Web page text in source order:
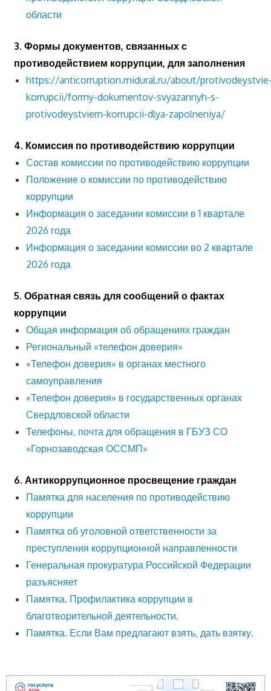
области
3. Формы документов, связанных с
противодействием коррупции, для заполнения
https://anticorruption.midural.ru/about/
korrupcii/formy-dokumentov-svyazannyh-s-
protivodeystviem-korrupcii-dlya-zapolneniya/
4. Комиссия по противодействию коррупции
Состав комиссии по противодействию коррупции
Положение о комиссии по противодействию
коррупции
Информация о заседании комиссии в 1 квартале
2026 года
Информация о заседании комиссии во 2 квартале
2026 года
5. Обратная связь для сообщений о фактах
коррупции
Общая информация об обращениях граждан
Региональный «телефон доверия»
«Телефон доверия» в органах местного
самоуправления
«Телефон доверия» в государственных органах
Свердловской области
Телефоны, почта для обращения в ГБУЗ СО
«Горнозаводская ОССМП»
6. Антикоррупционное просвещение граждан
Памятка для населения по противодействию
коррупции
Памятка об уголовной ответственности за
преступления коррупционной направленности
Генеральная прокуратура Российской Федерации
разъясняет
Памятка. Профилактика коррупции в
благотворительной деятельности.
Памятка. Если Вам предлагают взять, дать взятку.